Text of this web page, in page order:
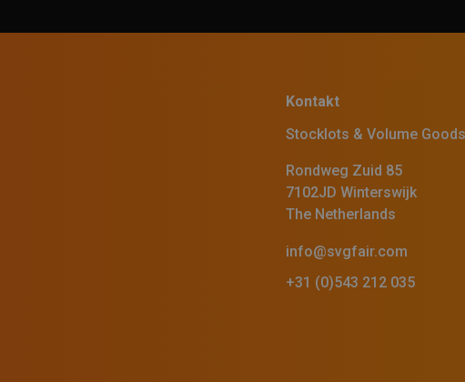
Kontakt
Stocklots & Volume
Rondweg Zuid 85
7102JD Winterswijk
The Netherlands
info@svgfair.com
+31 (0)543 212 035